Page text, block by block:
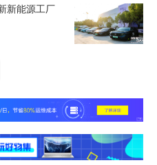
新能源工厂